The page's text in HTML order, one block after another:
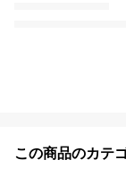
この商品のカテ